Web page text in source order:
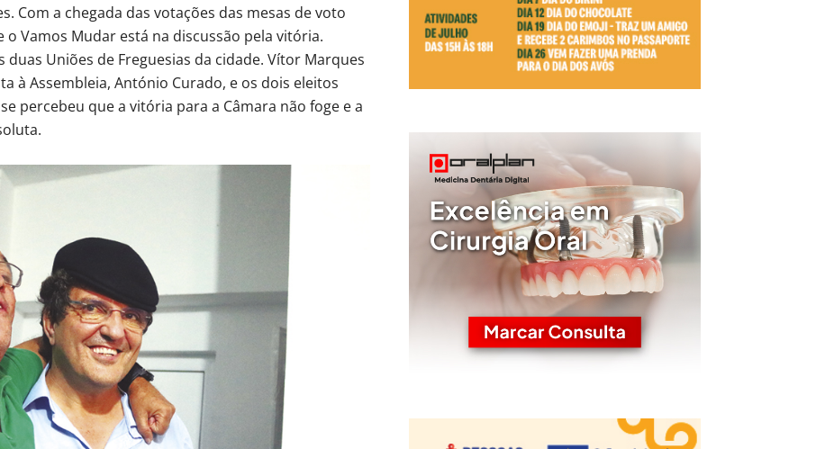
Com a chegada das votações das mesas de voto
Vamos Mudar está na discussão pela vitória.
Uniões de Freguesias da cidade. Vítor Marques
à Assembleia, António Curado, e os dois eleitos
percebeu que a vitória para a Câmara não foge e a